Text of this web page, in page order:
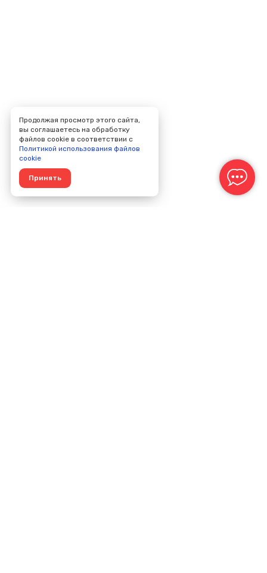
Продолжая просмотр этого сайта,
вы соглашаетесь на обработку
файлов cookie в соответствии с
Политикой использования файлов
cookie
Принять